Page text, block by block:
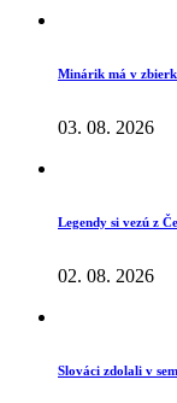
Minárik má v
03. 08. 2026
Legendy si vezú z
02. 08. 2026
Slováci zdolali v